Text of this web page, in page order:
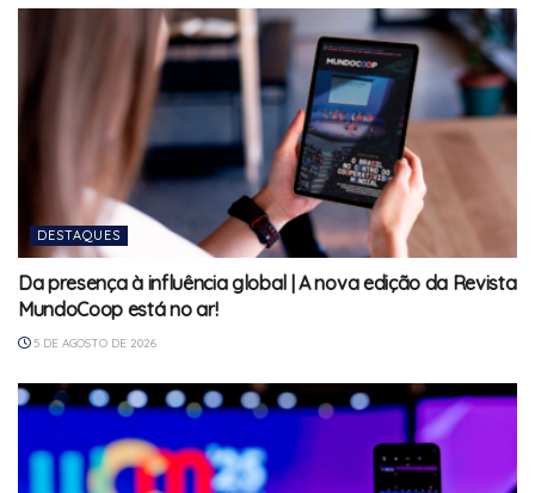
DESTAQUES
Da presença à influência global | A nova edição da Revista
MundoCoop está no ar!
5 DE AGOSTO DE 2026